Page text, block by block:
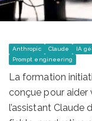
Anthropic Claude IA
Prompt engineering
La formation
conçue pour aider
l’assistant Claude